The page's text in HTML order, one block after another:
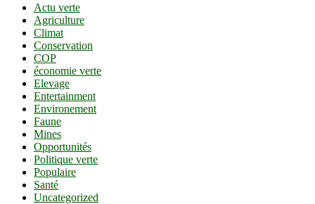
Actu verte
Agriculture
Climat
Conservation
COP
économie verte
Elevage
Entertainment
Environement
Faune
Mines
Opportunités
Politique verte
Populaire
Santé
Uncategorized